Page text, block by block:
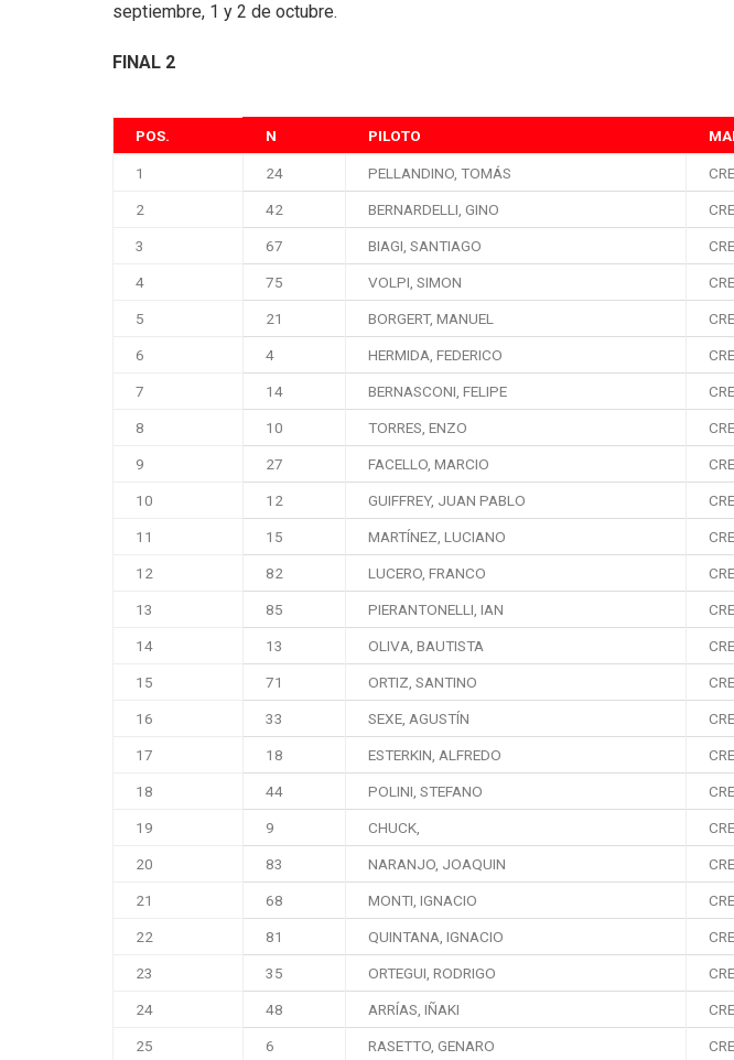
septiembre, 1 y 2 de octubre.
FINAL 2
POS. N PILOTO
1 24 PELLANDINO, TOMÁS
2 42 BERNARDELLI, GINO
3 67 BIAGI, SANTIAGO
4 75 VOLPI, SIMON
5 21 BORGERT, MANUEL
6 4 HERMIDA, FEDERICO
7 14 BERNASCONI, FELIPE
8 10 TORRES, ENZO
9 27 FACELLO, MARCIO
10 12 GUIFFREY, JUAN PABLO
11 15 MARTÍNEZ, LUCIANO
12 82 LUCERO, FRANCO
13 85 PIERANTONELLI, IAN
14 13 OLIVA, BAUTISTA
15 71 ORTIZ, SANTINO
16 33 SEXE, AGUSTÍN
17 18 ESTERKIN, ALFREDO
18 44 POLINI, STEFANO
19 9 CHUCK,
20 83 NARANJO, JOAQUIN
21 68 MONTI, IGNACIO
22 81 QUINTANA, IGNACIO
23 35 ORTEGUI, RODRIGO
24 48 ARRÍAS, IÑAKI
25 6 RASETTO, GENARO